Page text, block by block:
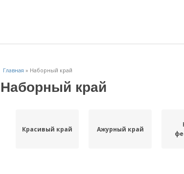
Главная » Наборный край
Наборный край
Красивый край Ажурный край